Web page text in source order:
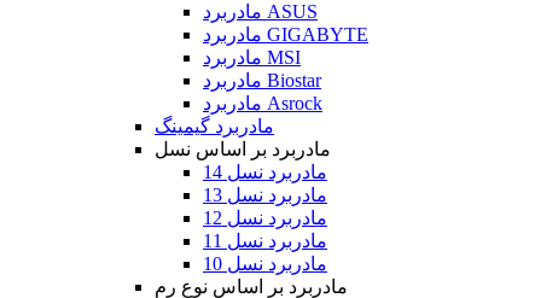
مادربرد ASUS
مادربرد GIGABYTE
مادربرد MSI
مادربرد Biostar
مادربرد Asrock
مادربرد گیمینگ
مادربرد بر اساس نسل
مادربرد نسل 14
مادربرد نسل 13
مادربرد نسل 12
مادربرد نسل 11
مادربرد نسل 10
مادربرد بر اساس نوع رم